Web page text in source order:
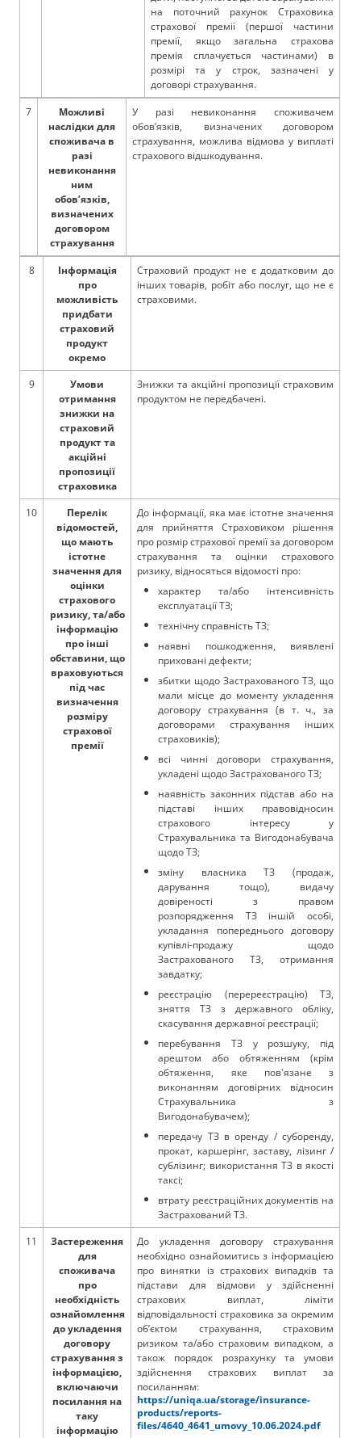
на поточний рахунок Страховика
страхової премії (першої частини
премії, якщо загальна страхова
премія сплачується частинами) в
розмірі та у строк, зазначені у
договорі страхування.
7
Можливі
наслідки для
споживача в
разі
невиконання
ним
обов’язків,
визначених
договором
страхування
У разі невиконання споживачем
обов’язків, визначених договором
страхування, можлива відмова у виплаті
страхового відшкодування.
8
Інформація
про
можливість
придбати
страховий
продукт
окремо
Страховий продукт не є додатковим до
інших товарів, робіт або послуг, що не є
страховими.
9
Умови
отримання
знижки на
страховий
продукт та
акційні
пропозиції
страховика
Знижки та акційні пропозиції страховим
продуктом не передбачені.
10
Перелік
відомостей,
що мають
істотне
значення для
оцінки
страхового
ризику, та/або
інформацію
про інші
обставини, що
враховуються
під час
визначення
розміру
страхової
премії
До інформації, яка має істотне значення
для прийняття Страховиком рішення
про розмір страхової премії за договором
страхування та оцінки страхового
ризику, відносяться відомості про:
характер та/або інтенсивність
експлуатації ТЗ;
технічну справність ТЗ;
наявні пошкодження, виявлені
приховані дефекти;
збитки щодо Застрахованого ТЗ, що
мали місце до моменту укладення
договору страхування (в т. ч., за
договорами страхування інших
cтраховиків);
всі чинні договори страхування,
укладені щодо Застрахованого ТЗ;
наявність законних підстав або на
підставі інших правовідносин
страхового інтересу у
Страхувальника та Вигодонабувача
щодо ТЗ;
зміну власника ТЗ (продаж,
дарування тощо), видачу
довіреності з правом
розпорядження ТЗ іншій особі,
укладання попереднього договору
купівлі-продажу щодо
Застрахованого ТЗ, отримання
завдатку;
реєстрацію (перереєстрацію) ТЗ,
зняття ТЗ з державного обліку,
скасування державної реєстрації;
перебування ТЗ у розшуку, під
арештом або обтяженням (крім
обтяження, яке пов'язане з
виконанням договірних відносин
Страхувальника з
Вигодонабувачем);
передачу ТЗ в оренду / суборенду,
прокат, каршерінг, заставу, лізинг /
сублізинг; використання ТЗ в якості
таксі;
втрату реєстраційних документів на
Застрахований ТЗ.
11
Застереження
для
споживача
про
необхідність
ознайомлення
до укладення
договору
страхування з
інформацією,
включаючи
посилання на
таку
інформацію
До укладення договору страхування
необхідно ознайомитись з інформацією
про винятки із страхових випадків та
підстави для відмови у здійсненні
страхових виплат, ліміти
відповідальності страховика за окремим
об’єктом страхування, страховим
ризиком та/або страховим випадком, а
також порядок розрахунку та умови
здійснення страхових виплат за
посиланням:
https://uniqa.ua/storage/insurance-
products/reports-
files/4640_4641_umovy_10.06.2024.pdf